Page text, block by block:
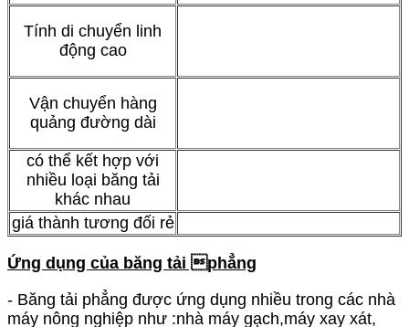
Tính di chuyển linh
động cao
Vận chuyển hàng
quảng đường dài
có thể kết hợp với
nhiều loại băng tải
khác nhau
giá thành tương đối rẻ
Ứng dụng của băng tải phẳng
- Băng tải phẳng được ứng dụng nhiều trong các nhà
máy nông nghiệp như :nhà máy gạch,máy xay xát,